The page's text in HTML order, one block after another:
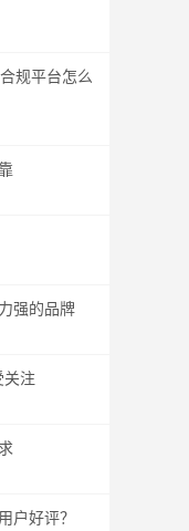
规平台怎么
强的品牌
关注
户好评？